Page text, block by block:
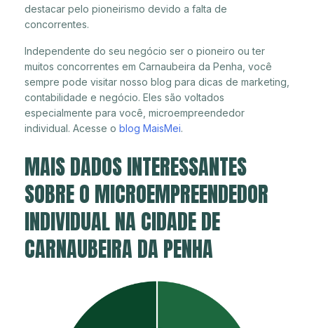
destacar pelo pioneirismo devido a falta de
concorrentes.
Independente do seu negócio ser o pioneiro ou ter
muitos concorrentes em Carnaubeira da Penha, você
sempre pode visitar nosso blog para dicas de marketing,
contabilidade e negócio. Eles são voltados
especialmente para você, microempreendedor
individual. Acesse o blog MaisMei.
MAIS DADOS INTERESSANTES
SOBRE O MICROEMPREENDEDOR
INDIVIDUAL NA CIDADE DE
CARNAUBEIRA DA PENHA